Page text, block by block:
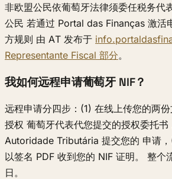
非欧盟公民依葡萄牙法律须委任税务代
公民 若通过 Portal das Finanças 激活
方规则 由 AT 发布于
Representante Fiscal 部分。
我如何远程申请葡萄牙 NIF？
远程申请分四步：(1) 在线上传您的两
授权 葡萄牙代表代您提交的授权委托书
Autoridade Tributária 提交您的 申请
以签名 PDF 收到您的 NIF 证明。 整个
日。